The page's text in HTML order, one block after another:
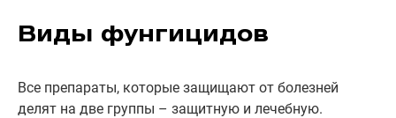
Виды фунгицидов
Все препараты, которые защищают от болезней
делят на две группы – защитную и лечебную.